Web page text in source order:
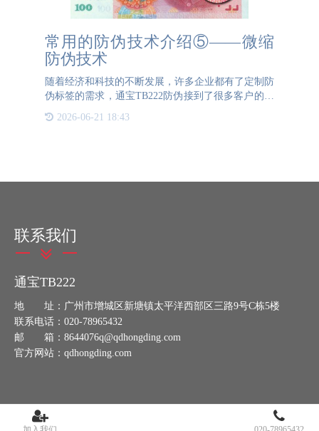
常用的防伪技术介绍⑤——微缩
防伪技术
随着经济和科技的不断发展，许多企业都有了定制防
伪标签的需求，通宝TB222防伪接到了很多客户的委
技术之一：微缩防伪技术。一、微缩防伪技术是什么
2026-06-21 18:43
联系我们
通宝TB222
地 址：广州市增城区新塘镇太平洋西部区三路9号C栋5楼
联系电话：020-78965432
邮 箱：8644076q@qdhongding.com
官方网站：qdhongding.com